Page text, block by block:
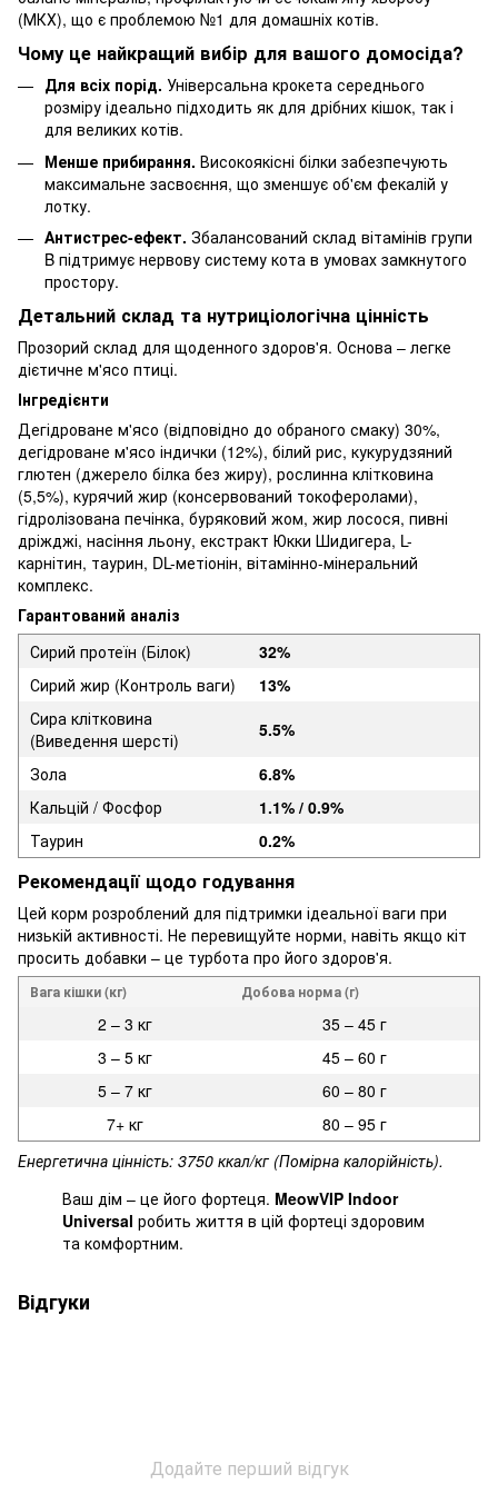
(МКХ), що є проблемою №1 для домашніх котів.
Чому це найкращий вибір для вашого домосіда?
Для всіх порід. Універсальна крокета середнього
розміру ідеально підходить як для дрібних кішок, так і
для великих котів.
Менше прибирання. Високоякісні білки забезпечують
максимальне засвоєння, що зменшує об'єм фекалій у
лотку.
Антистрес-ефект. Збалансований склад вітамінів групи
B підтримує нервову систему кота в умовах замкнутого
простору.
Детальний склад та нутриціологічна цінність
Прозорий склад для щоденного здоров'я. Основа – легке
дієтичне м'ясо птиці.
Інгредієнти
Дегідроване м'ясо (відповідно до обраного смаку) 30%,
дегідроване м'ясо індички (12%), білий рис, кукурудзяний
глютен (джерело білка без жиру), рослинна клітковина
(5,5%), курячий жир (консервований токоферолами),
гідролізована печінка, буряковий жом, жир лосося, пивні
дріжджі, насіння льону, екстракт Юкки Шидигера, L-
карнітин, таурин, DL-метіонін, вітамінно-мінеральний
комплекс.
Гарантований аналіз
Сирий протеїн (Білок)
32%
Сирий жир (Контроль ваги)
13%
Сира клітковина
(Виведення шерсті)
5.5%
Зола
6.8%
Кальцій / Фосфор
1.1% / 0.9%
Таурин
0.2%
Рекомендації щодо годування
Цей корм розроблений для підтримки ідеальної ваги при
низькій активності. Не перевищуйте норми, навіть якщо кіт
просить добавки – це турбота про його здоров'я.
Вага кішки (кг) Добова норма (г)
2 – 3 кг
35 – 45 г
3 – 5 кг
45 – 60 г
5 – 7 кг
60 – 80 г
7+ кг
80 – 95 г
Енергетична цінність: 3750 ккал/кг (Помірна калорійність).
Ваш дім – це його фортеця. MeowVIP Indoor
Universal робить життя в цій фортеці здоровим
та комфортним.
Відгуки
Додайте перший відгук